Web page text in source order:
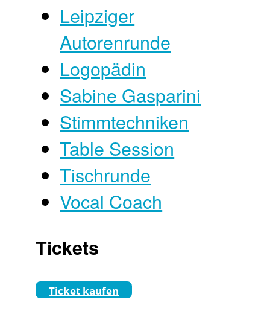
Leipziger
Autorenrunde
Logopädin
Sabine Gasparini
Stimmtechniken
Table Session
Tischrunde
Vocal Coach
Tickets
Ticket kaufen